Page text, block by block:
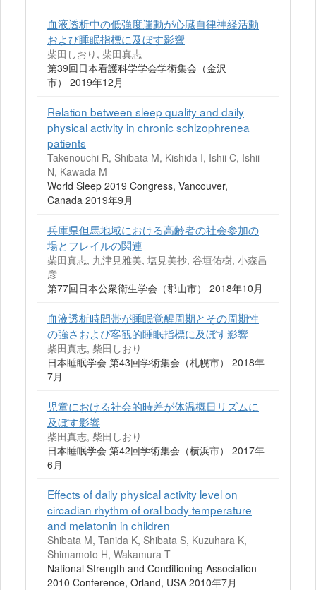
血液透析中の低強度運動が心臓自律神経活動
および睡眠指標に及ぼす影響
柴田しおり, 柴田真志
第39回日本看護科学学会学術集会（金沢
市） 2019年12月
Relation between sleep quality and daily
physical activity in chronic schizophrenea
patients
Takenouchi R, Shibata M, Kishida I, Ishii C, Ishii
N, Kawada M
World Sleep 2019 Congress, Vancouver,
Canada 2019年9月
兵庫県但馬地域における高齢者の社会参加の
場とフレイルの関連
柴田真志, 九津見雅美, 塩見美抄, 谷垣佑樹, 小森昌
彦
第77回日本公衆衛生学会（郡山市） 2018年10月
血液透析時間帯が睡眠覚醒周期とその周期性
の強さおよび客観的睡眠指標に及ぼす影響
柴田真志, 柴田しおり
日本睡眠学会 第43回学術集会（札幌市） 2018年
7月
児童における社会的時差が体温概日リズムに
及ぼす影響
柴田真志, 柴田しおり
日本睡眠学会 第42回学術集会（横浜市） 2017年
6月
Effects of daily physical activity level on
circadian rhythm of oral body temperature
and melatonin in children
Shibata M, Tanida K, Shibata S, Kuzuhara K,
Shimamoto H, Wakamura T
National Strength and Conditioning Association
2010 Conference, Orland, USA 2010年7月